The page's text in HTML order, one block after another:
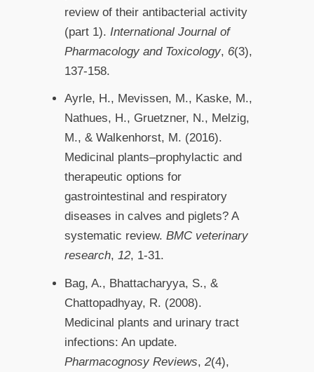
review of their antibacterial activity
(part 1). International Journal of
Pharmacology and Toxicology, 6(3),
137-158.
Ayrle, H., Mevissen, M., Kaske, M.,
Nathues, H., Gruetzner, N., Melzig,
M., & Walkenhorst, M. (2016).
Medicinal plants–prophylactic and
therapeutic options for
gastrointestinal and respiratory
diseases in calves and piglets? A
systematic review.BMC veterinary
research,12, 1-31.
Bag, A., Bhattacharyya, S., &
Chattopadhyay, R. (2008).
Medicinal plants and urinary tract
infections: An update.
Pharmacognosy Reviews,2(4),